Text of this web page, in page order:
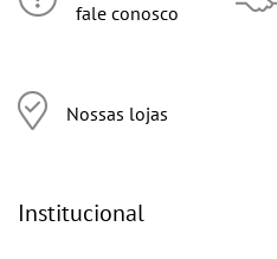
fale conosco
Nossas lojas
Institucional